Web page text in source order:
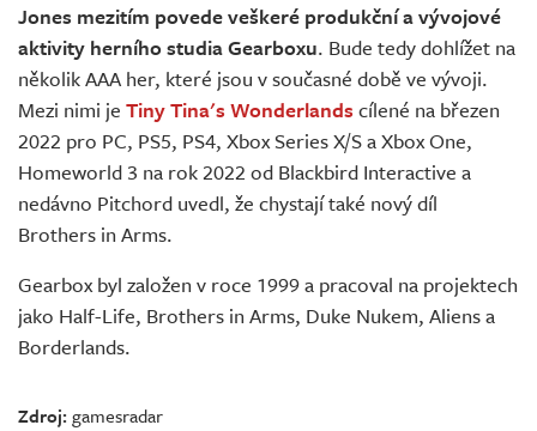
Jones mezitím povede veškeré produkční a vývojové
aktivity herního studia Gearboxu. Bude tedy dohlížet na
několik AAA her, které jsou v současné době ve vývoji.
Mezi nimi je Tiny Tina's Wonderlands cílené na březen
2022 pro PC, PS5, PS4, Xbox Series X/S a Xbox One,
Homeworld 3 na rok 2022 od Blackbird Interactive a
nedávno Pitchord uvedl, že chystají také nový díl
Brothers in Arms.
Gearbox byl založen v roce 1999 a pracoval na projektech
jako Half-Life, Brothers in Arms, Duke Nukem, Aliens a
Borderlands.
Zdroj:gamesradar